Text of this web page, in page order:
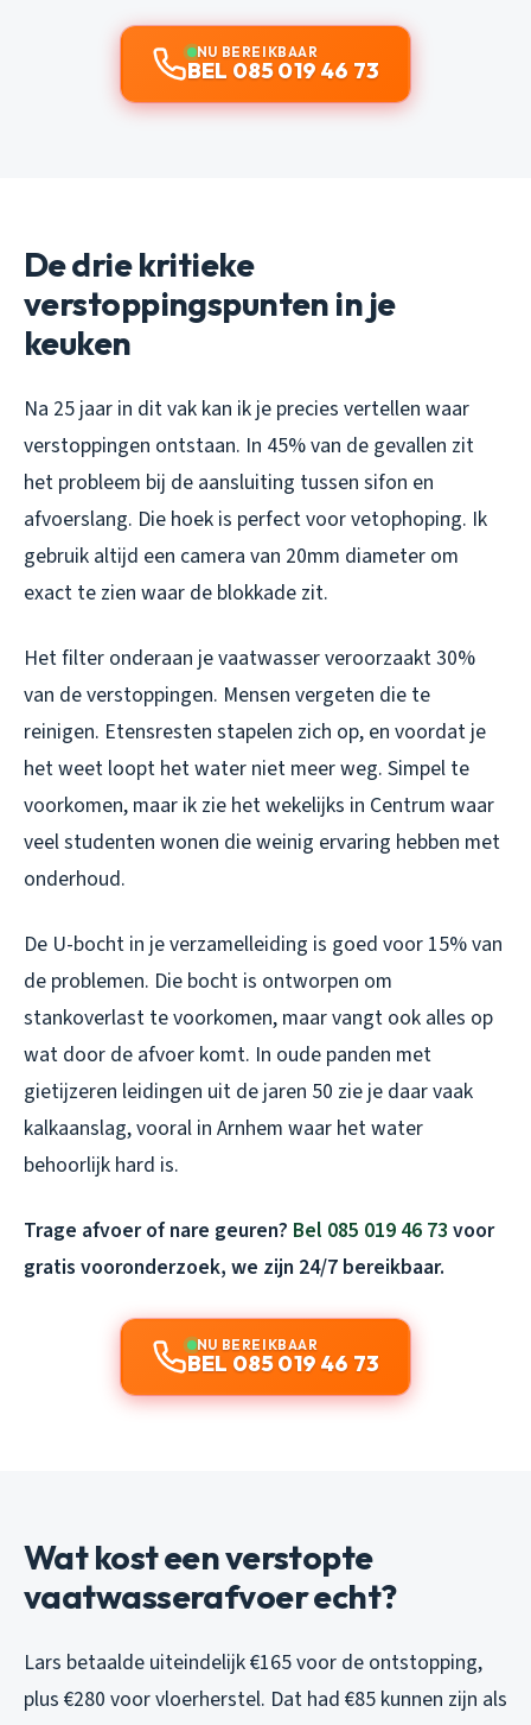
NU BEREIKBAAR
BEL 085 019 46 73
De drie kritieke
verstoppingspunten in je
keuken
Na 25 jaar in dit vak kan ik je precies vertellen waar
verstoppingen ontstaan. In 45% van de gevallen zit
het probleem bij de aansluiting tussen sifon en
afvoerslang. Die hoek is perfect voor vetophoping. Ik
gebruik altijd een camera van 20mm diameter om
exact te zien waar de blokkade zit.
Het filter onderaan je vaatwasser veroorzaakt 30%
van de verstoppingen. Mensen vergeten die te
reinigen. Etensresten stapelen zich op, en voordat je
het weet loopt het water niet meer weg. Simpel te
voorkomen, maar ik zie het wekelijks in Centrum waar
veel studenten wonen die weinig ervaring hebben met
onderhoud.
De U-bocht in je verzamelleiding is goed voor 15% van
de problemen. Die bocht is ontworpen om
stankoverlast te voorkomen, maar vangt ook alles op
wat door de afvoer komt. In oude panden met
gietijzeren leidingen uit de jaren 50 zie je daar vaak
kalkaanslag, vooral in Arnhem waar het water
behoorlijk hard is.
Trage afvoer of nare geuren? Bel 085 019 46 73 voor
gratis vooronderzoek, we zijn 24/7 bereikbaar.
NU BEREIKBAAR
BEL 085 019 46 73
Wat kost een verstopte
vaatwasserafvoer echt?
Lars betaalde uiteindelijk €165 voor de ontstopping,
plus €280 voor vloerherstel. Dat had €85 kunnen zijn als